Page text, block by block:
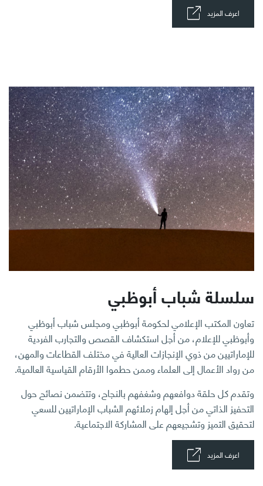
اعرف المزيد
سلسلة شباب أبوظبي
تعاون المكتب الإعلامي لحكومة أبوظبي ومجلس شباب أبوظبي
وأبوظبي للإعلام، من أجل استكشاف القصص والتجارب الفردية
للإماراتيين من ذوي الإنجازات العالية في مختلف القطاعات والمهن،
من رواد الأعمال إلى العلماء وممن حطموا الأرقام القياسية العالمية.
وتقدم كل حلقة دوافعهم وشغفهم بالنجاح، وتتضمن نصائح حول
التحفيز الذاتي من أجل إلهام زملائهم الشباب الإماراتيين للسعي
لتحقيق التميز وتشجيعهم على المشاركة الاجتماعية.
اعرف المزيد